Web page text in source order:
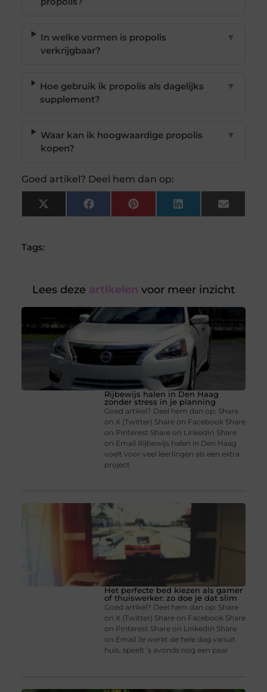
In welke vormen is propolis
verkrijgbaar?
▼
Hoe gebruik ik propolis als dagelijks
supplement?
▼
Waar kan ik hoogwaardige propolis
kopen?
▼
Goed artikel? Deel hem dan op:
X
(Twitter)
FacebookPinterest LinkedIn Email
Tags:
Lees deze artikelen voor meer inzicht
Rijbewijs halen in Den Haag
zonder stress in je planning
Goed artikel? Deel hem dan op: Share
on X (Twitter) Share on Facebook Share
on Pinterest Share on LinkedIn Share
on Email Rijbewijs halen in Den Haag
voelt voor veel leerlingen als een extra
project
Het perfecte bed kiezen als gamer
of thuiswerker: zo doe je dat slim
Goed artikel? Deel hem dan op: Share
on X (Twitter) Share on Facebook Share
on Pinterest Share on LinkedIn Share
on Email Je werkt de hele dag vanuit
huis, speelt ’s avonds nog een paar